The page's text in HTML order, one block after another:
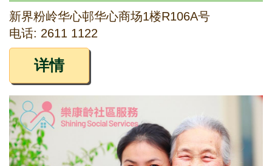
新界粉岭华心邨华心商场1楼R106A号
电话: 2611 1122
详情